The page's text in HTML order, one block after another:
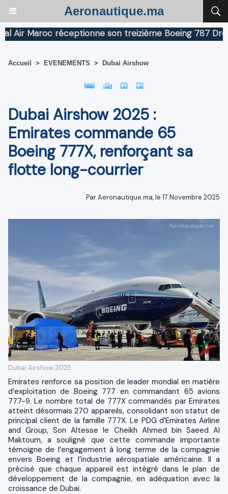
Aeronautique.ma
Maroc réceptionne son treizième Boeing 787
Accueil > EVENEMENTS > Dubai Airshow
Dubai Airshow 2025 :
Emirates commande 65
Boeing 777X, renforçant sa
flotte long-courrier
Par Aeronautique.ma, le 17 Novembre 2025
Dubai Airshow 2025
Emirates renforce sa position de leader mondial en matière
d’exploitation de Boeing 777 en commandant 65 avions
777-9. Le nombre total de 777X commandés par Emirates
atteint désormais 270 appareils, consolidant son statut de
principal client de la famille 777X. Le PDG d’Emirates Airline
and Group, Son Altesse le Cheikh Ahmed bin Saeed Al
Maktoum, a souligné que cette commande importante
témoigne de l’engagement à long terme de la compagnie
envers Boeing et l’industrie aérospatiale américaine. Il a
précisé que chaque appareil est intégré dans le plan de
développement de la compagnie, en adéquation avec la
croissance de Dubaï.